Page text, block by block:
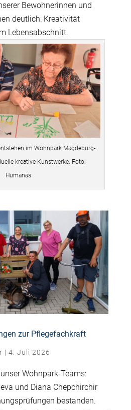
Bewohnerinnen und
deutlich: Kreativität
Lebensabschnitt.
im Wohnpark Magdeburg-
kreative Kunstwerke. Foto:
Humanas
zur Pflegefachkraft
| 4. Juli 2026
Wohnpark-Teams:
und Diana Chepchirchir
bestanden.